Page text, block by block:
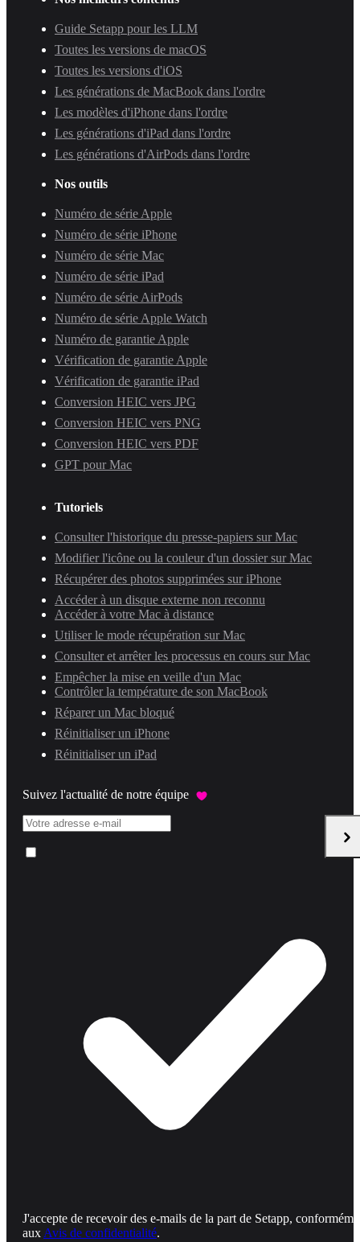
Guide Setapp pour les LLM
Toutes les versions de macOS
Toutes les versions d'iOS
Les générations de MacBook dans l'ordre
Les modèles d'iPhone dans l'ordre
Les générations d'iPad dans l'ordre
Les générations d'AirPods dans l'ordre
Nos outils
Numéro de série Apple
Numéro de série iPhone
Numéro de série Mac
Numéro de série iPad
Numéro de série AirPods
Numéro de série Apple Watch
Numéro de garantie Apple
Vérification de garantie Apple
Vérification de garantie iPad
Conversion HEIC vers JPG
Conversion HEIC vers PNG
Conversion HEIC vers PDF
GPT pour Mac
Tutoriels
Consulter l'historique du presse-papiers sur Mac
Modifier l'icône ou la couleur d'un dossier sur Mac
Récupérer des photos supprimées sur iPhone
Accéder à un disque externe non reconnu
Accéder à votre Mac à distance
Utiliser le mode récupération sur Mac
Consulter et arrêter les processus en cours sur Mac
Empêcher la mise en veille d'un Mac
Contrôler la température de son MacBook
Réparer un Mac bloqué
Réinitialiser un iPhone
Réinitialiser un iPad
Suivez l'actualité de notre équipe
J'accepte de recevoir des e-mails de la part de Setapp,
aux Avis de confidentialité.